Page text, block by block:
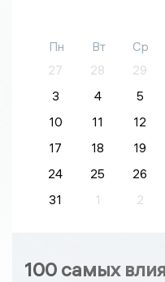
Пн Вт Ср
27
28 29
3
4 5
10
11 12
17
18 19
24
25 26
31
1 2
100 самых